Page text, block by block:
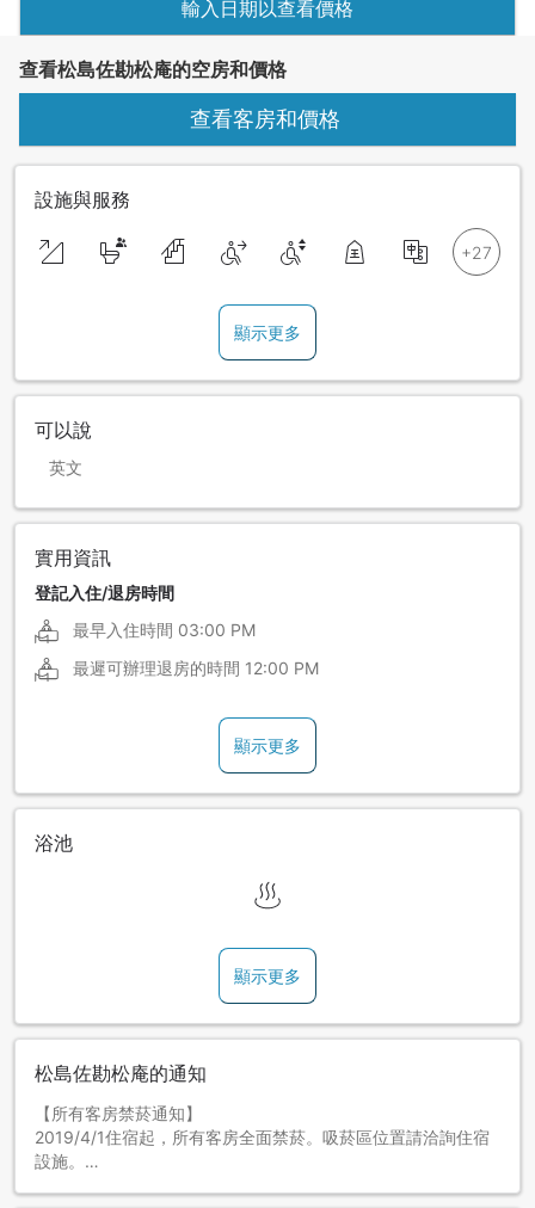
輸入日期以查看價格
查看松島佐勘松庵的空房和價格
查看客房和價格
設施與服務
顯示更多
可以說
英文
實用資訊
登記入住/退房時間
最早入住時間 03:00 PM
最遲可辦理退房的時間 12:00 PM
顯示更多
浴池
顯示更多
松島佐勘松庵的通知
【所有客房禁菸通知】
2019/4/1住宿起，所有客房全面禁菸。吸菸區位置請洽詢住宿
設施。